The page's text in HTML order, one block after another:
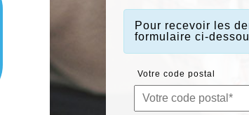
Pour recevoir les
formulaire ci-
Votre code postal